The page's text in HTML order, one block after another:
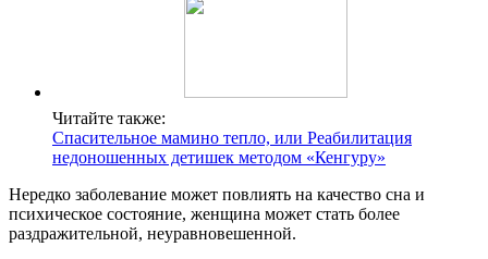
Читайте также:
Спасительное мамино тепло, или Реабилитация
недоношенных детишек методом «Кенгуру»
Нередко заболевание может повлиять на качество сна и
психическое состояние, женщина может стать более
раздражительной, неуравновешенной.